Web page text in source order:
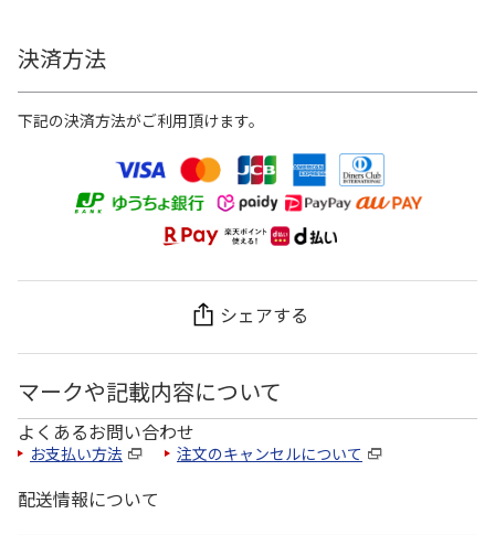
決済方法
下記の決済方法がご利用頂けます。
シェアする
マークや記載内容について
よくあるお問い合わせ
お支払い方法 注文のキャンセルについて
配送情報について